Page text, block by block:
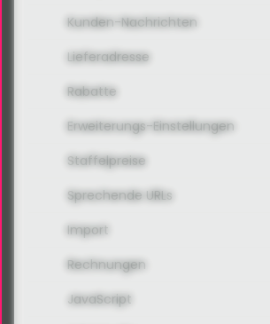
Kunden-Nachrichten
Lieferadresse
Rabatte
Erweiterungs-Einstellungen
Staffelpreise
Sprechende URLs
Import
Rechnungen
JavaScript